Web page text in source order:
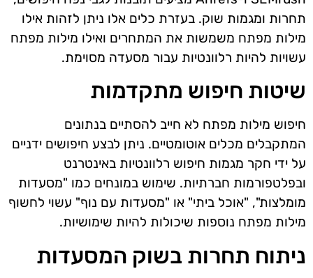
תחרות ומגמות שוק. בעזרת כלים אלו ניתן לזהות אילו
מילות מפתח משמשות את המתחרים ואילו מילות מפתח
עשויות להיות רלוונטיות עבור מסעדה מסוימת.
שיטות חיפוש מתקדמות
חיפוש מילות מפתח לא חייב להסתיים בנתונים
המתקבלים מכלים אוטומטיים. ניתן לבצע חיפושים ידניים
על ידי חקר מגמות חיפוש רלוונטיות באינטרנט
ובפלטפורמות חברתיות. שימוש במונחים כמו "מסעדות
מומלצות", "אוכל ביתי" או "מסעדות עם נוף" עשוי לחשוף
מילות מפתח נוספות שיכולות להיות שימושיות.
ניתוח תחרות בשוק המסעדות